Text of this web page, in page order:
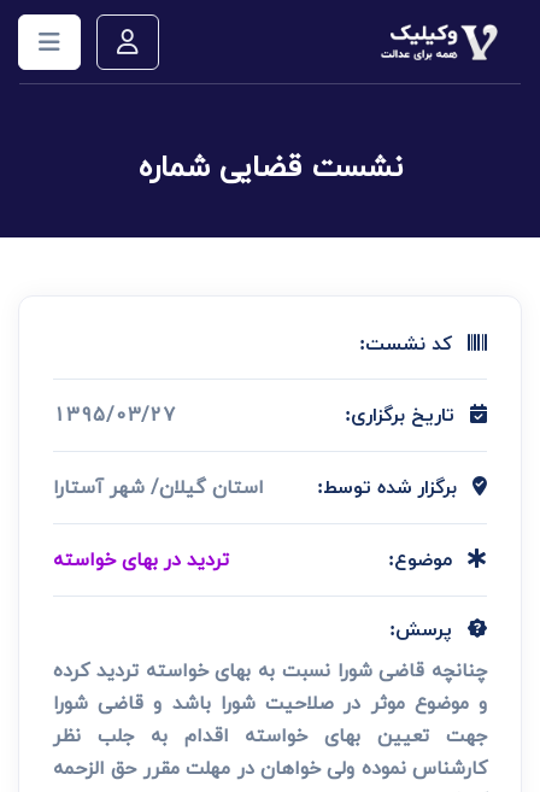
نشست قضایی شماره
کد نشست:
تاریخ برگزاری: 1395/03/27
برگزار شده توسط: استان گیلان/ شهر آستارا
موضوع: تردید در بهای خواسته
پرسش:
چنانچه قاضی شورا نسبت به بهای خواسته تردید کرده
و موضوع موثر در صلاحیت شورا باشد و قاضی شورا
جهت تعیین بهای خواسته اقدام به جلب نظر
کارشناس نموده ولی خواهان در مهلت مقرر حق الزحمه